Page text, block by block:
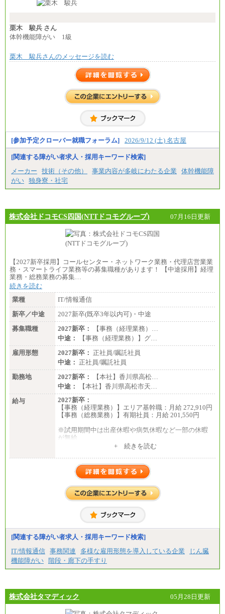
※試用期間中も給与に変更はございません
栗木 駿兵 さん
体幹機能障がい 1級
栗木 駿兵さんのメッセージを読む
[参加予定クローバー就職フォーラム] 2026/9/12 (土) 名古屋
[関連する障がい者求人・採用キーワード検索]
メーカー
技術（その他） 事業内容が多岐にわたる企業
体幹機能障
がい 独身寮・社宅
株式会社ドコモCS四国(NTTドコモグループ) 07月16日更新
【2027新卒採用】コールセンター・ネットワーク業務・代理店営業業
務・スマートライフ業務等の募集職種があります！ 【中途採用】経理
業務・総務業務の募集…
続きを読む
業種
IT/情報通信
新卒／中途
2027新卒(既卒3年以内可)・中途
募集職種
2027新卒：
【事務（経理業務）…
中途：
【事務（経理業務）】グ…
雇用形態
2027新卒： 正社員/嘱託社員
中途： 正社員/嘱託社員
勤務地
2027新卒：
【本社】香川県高松…
中途：
【本社】香川県高松市天…
給与
2027新卒：
【事務（経理業務）】エリア基幹職：月給 272,910円
【事務（総務業務）】有期社員：月給 201,550円
※試用期間中は出産休暇や病気休暇など一部の休暇
が無給
円
【事務（総務業務）】有期社員 ：月給 201,550円
が無給
+ 続きを読む
[関連する障がい者求人・採用キーワード検索]
IT/情報通信 事務関連 多様な雇用形態を導入している企業
じん臓
機能障がい 階段・廊下の手すり
株式会社タマディック 05月28日更新